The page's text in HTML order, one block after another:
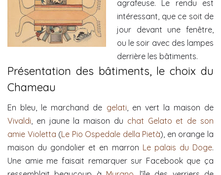
agrafeuse. Le rendu est
intéressant, que ce soit de
jour devant une fenêtre,
ou le soir avec des lampes
derrière les bâtiments.
Présentation des bâtiments, le choix du
Chameau
En bleu, le marchand de gelati , en vert la maison de
Vivaldi , en jaune la maison du chat Gelato et de son
amie Violetta (Le Pio Ospedale della Pietà), en orange la
maison du gondolier et en marron Le palais du Doge.
Une amie me faisait remarquer sur Facebook que ça